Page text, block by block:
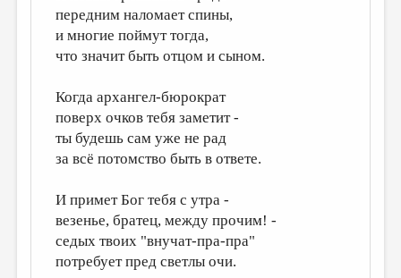
ПРОИЗВЕДЕНИЯ
КОНКУРСЫ
ДЕТСКАЯ КОМНАТА
КНИЖНАЯ ПОЛКА
ОБЗОР ЛИТЕРАТУРЫ
СТРАНИЦЫ ПАМЯТИ
ОБЪЯВЛЕНИЯ
передним наломает спины,
и многие поймут тогда,
что значит быть отцом и сыном.
Когда архангел-бюрократ
поверх очков тебя заметит -
ты будешь сам уже не рад
за всё потомство быть в ответе.
И примет Бог тебя с утра -
везенье, братец, между прочим! -
седых твоих "внучат-пра-пра"
потребует пред светлы очи.